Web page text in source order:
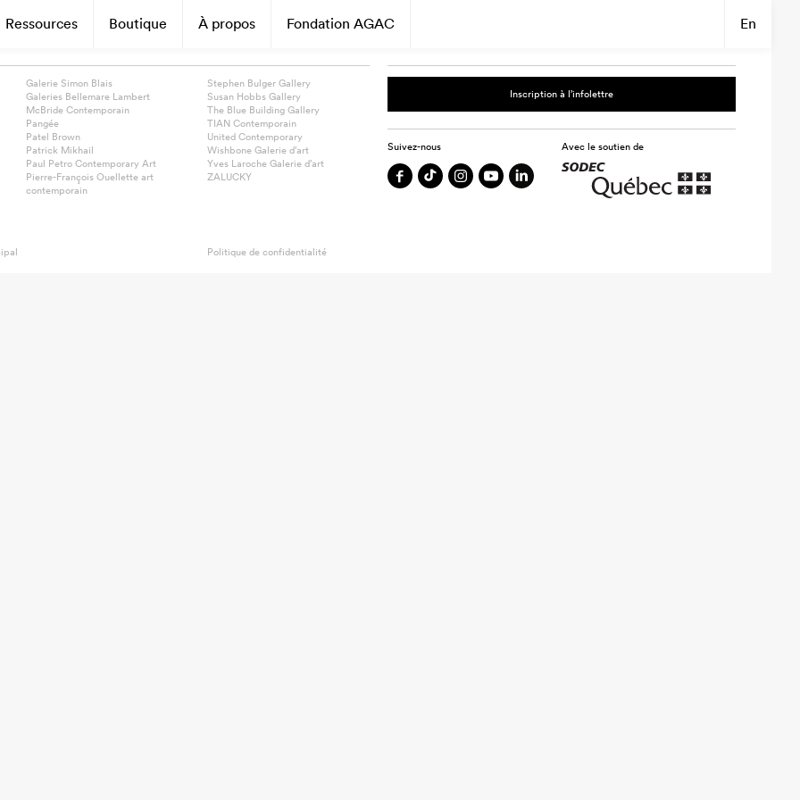
Ressources Boutique À propos Fondation AGAC En
Galerie Simon Blais
Galeries Bellemare Lambert
McBride Contemporain
Pangée
Patel Brown
Patrick Mikhail
Paul Petro Contemporary Art
Pierre-François Ouellette art
contemporain
Stephen Bulger Gallery
Susan Hobbs Gallery
The Blue Building Gallery
TIAN Contemporain
United Contemporary
Wishbone Galerie d’art
Yves Laroche Galerie d’art
ZALUCKY
Inscription à l’infolettre
Suivez-nous Avec le soutien de
Politique de confidentialité